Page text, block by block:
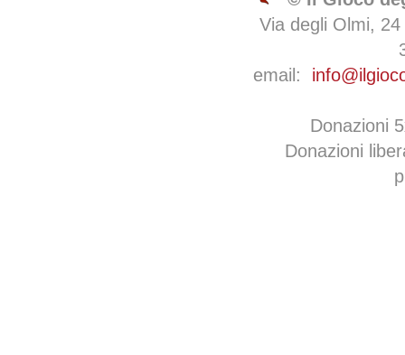
Via degli Olmi,
email:
Donazioni
Donazioni